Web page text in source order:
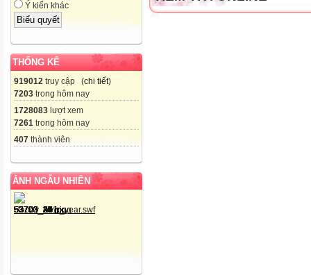
Ý kiến khác
THỐNG KÊ
919012 truy cập (chi tiết)
7203 trong hôm nay
1728083 lượt xem
7261 trong hôm nay
407 thành viên
ẢNH NGẪU NHIÊN